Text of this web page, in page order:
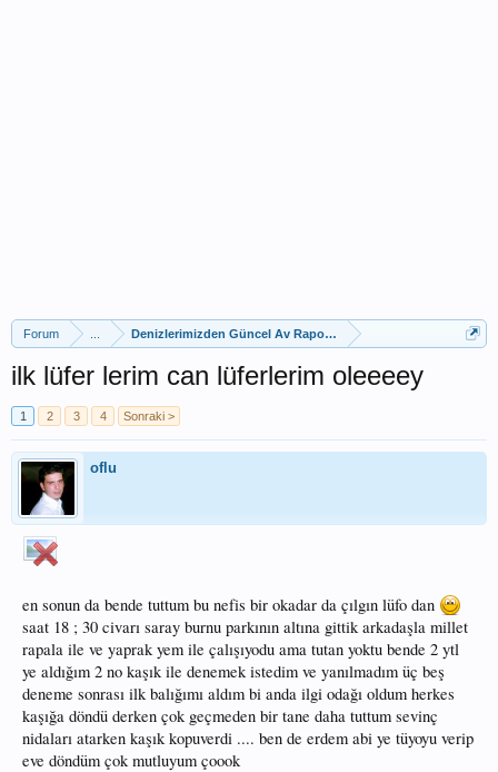
Forum Denizlerimizden Güncel Av Raporları
ilk lüfer lerim can lüferlerim oleeeey
1 2 3 4 Sonraki >
oflu
en sonun da bende tuttum bu nefis bir okadar da çılgın lüfo dan
saat 18 ; 30 civarı saray burnu parkının altına gittik arkadaşla millet
rapala ile ve yaprak yem ile çalışıyodu ama tutan yoktu bende 2 ytl
ye aldığım 2 no kaşık ile denemek istedim ve yanılmadım üç beş
deneme sonrası ilk balığımı aldım bi anda ilgi odağı oldum herkes
kaşığa döndü derken çok geçmeden bir tane daha tuttum sevinç
nidaları atarken kaşık kopuverdi .... ben de erdem abi ye tüyoyu verip
eve döndüm çok mutluyum çoook